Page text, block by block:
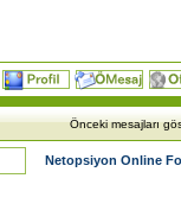
Önceki mesajları
Netopsiyon Online